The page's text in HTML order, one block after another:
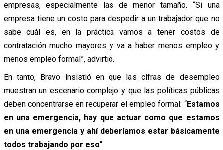
empresas, especialmente las de menor tamaño. “Si una
empresa tiene un costo para despedir a un trabajador que no
sabe cuál es, en la práctica vamos a tener costos de
contratación mucho mayores y va a haber menos empleo y
menos empleo formal”, advirtió.
En tanto, Bravo insistió en que las cifras de desempleo
muestran un escenario complejo y que las políticas públicas
deben concentrarse en recuperar el empleo formal: “Estamos
en una emergencia, hay que actuar como que estamos
en una emergencia y ahí deberíamos estar básicamente
todos trabajando por eso“.